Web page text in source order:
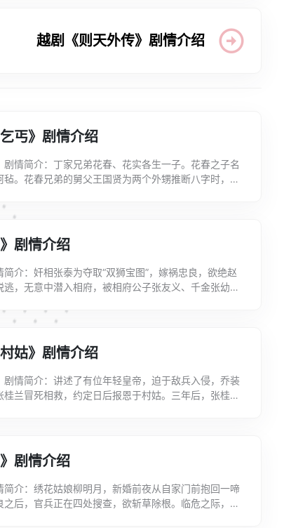
越剧《则天外传》剧情介绍
丐》剧情介绍
情简介：丁家兄弟花春、花实各生一子。花春之子名
。花春兄弟的舅父王国贤为两个外甥推断八字时，误
剧情介绍
介：奸相张泰为夺取“双狮宝图”，嫁祸忠良，欲绝赵
逃，无意中潜入相府，被相府公子张友义、千金张幼梅
姑》剧情介绍
剧情简介：讲述了有位年轻皇帝，迫于敌兵入侵，乔装
桂兰冒死相救，约定日后报恩于村姑。三年后，张桂兰
剧情介绍
简介：绣花姑娘柳明月，新婚前夜从自家门前抱回一啼
后，官兵正在四处搜查，欲斩草除根。临危之际，柳